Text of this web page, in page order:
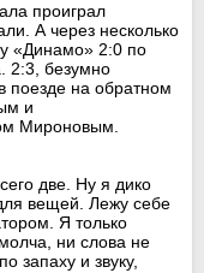
проиграл
А через несколько
«Динамо» 2:0 по
2:3, безумно
поезде на обратном
и
Мироновым.
две. Ну я дико
вещей. Лежу себе
Я только
ни слова не
запаху и звуку,